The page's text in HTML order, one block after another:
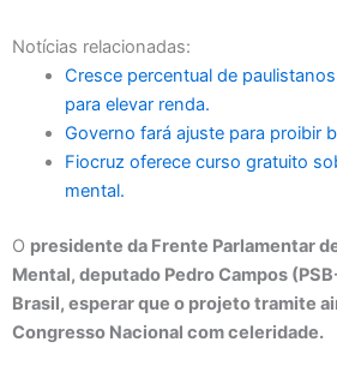
Notícias relacionadas:
Cresce percentual de
para elevar renda.
Governo fará ajuste para proibir
Fiocruz oferece curso gratuito
mental.
O presidente da Frente Parlamentar
Mental, deputado Pedro Campos
Brasil, esperar que o projeto tramite
Congresso Nacional com celeridade.